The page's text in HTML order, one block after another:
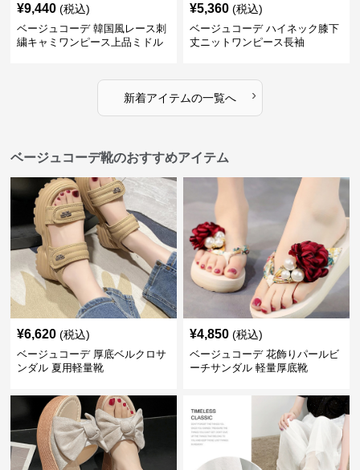
¥9,440 (税込)
ベージュコーデ 韓国風レース刺
繍キャミワンピース上品ミドル
¥5,360 (税込)
ベージュコーデ ハイネック膝下
丈ニットワンピース長袖
新着アイテムの一覧へ ›
ベージュコーデ靴のおすすめアイテム
¥6,620 (税込)
ベージュコーデ 厚底ベルクロサ
ンダル 夏用軽量靴
¥4,850 (税込)
ベージュコーデ 花飾りパールビ
ーチサンダル 軽量厚底靴